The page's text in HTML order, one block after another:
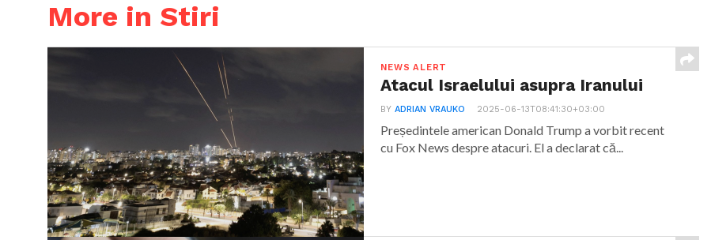
More in Stiri
NEWS ALERT
Atacul Israelului asupra Iranului
BYADRIAN VRAUKO 2025-06-13T08:41:30+03:00
Președintele american Donald Trump a vorbit recent
cu Fox News despre atacuri. El a declarat că...